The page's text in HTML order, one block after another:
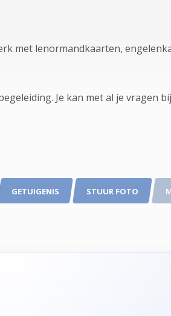
met lenormandkaarten,
Je kan met al je vragen
GETUIGENIS STUUR FOTO